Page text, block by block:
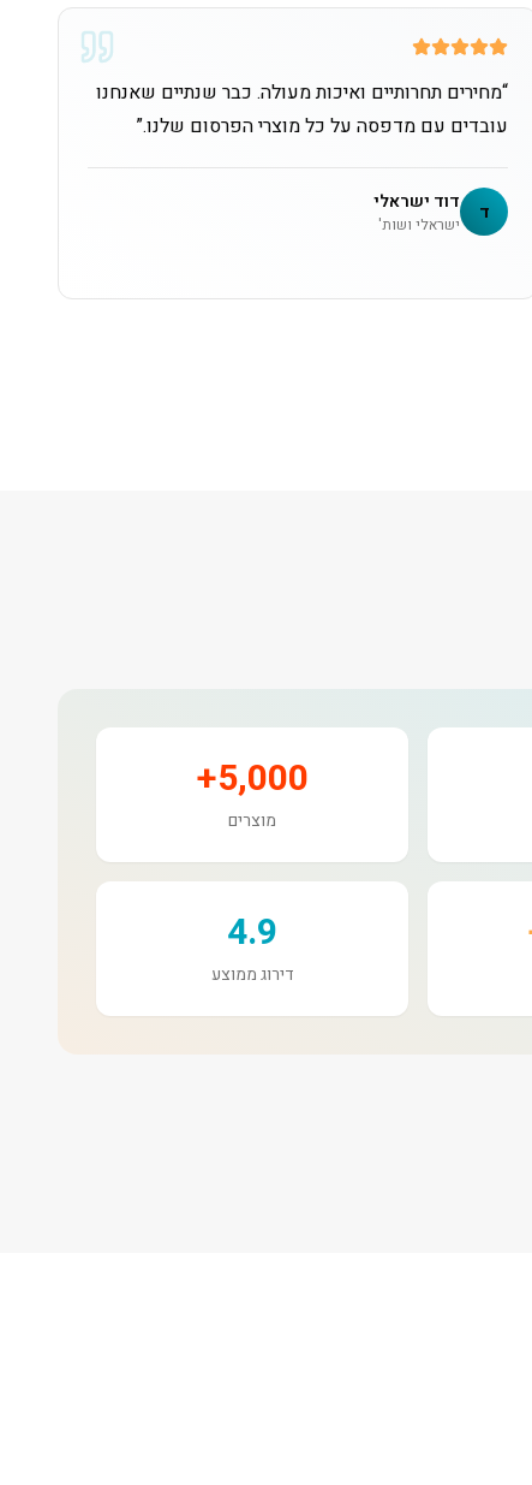
“מחירים תחרותיים ואיכות מעולה. כבר שנתיים שאנחנו
עובדים עם מדפסה על כל מוצרי הפרסום שלנו.”
ד דוד ישראלי
ישראלי ושות'
5,000+
מוצרים
4.9
דירוג ממוצע